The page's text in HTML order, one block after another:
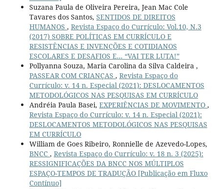
Suzana Paula de Oliveira Pereira, Jean Mac Cole
Tavares dos Santos, SENTIDOS DE DIREITOS
HUMANOS , Revista Espaço do Currículo: Vol.10, N.3
(2017) SOBRE POLÍTICAS EM CURRÍCULO E
RESISTÊNCIAS E INVENÇÕES E COTIDIANOS
ESCOLARES E DESAFIOS E... “VAI TER LUTA!”
Pollyanna Souza, Maria Carolina da Silva Caldeira ,
PASSEAR COM CRIANÇAS , Revista Espaço do
Currículo: v. 14 n. Especial (2021): DESLOCAMENTOS
METODOLÓGICOS NAS PESQUISAS EM CURRÍCULO
Andréia Paula Basei, EXPERIÊNCIAS DE MOVIMENTO ,
Revista Espaço do Currículo: v. 14 n. Especial (2021):
DESLOCAMENTOS METODOLÓGICOS NAS PESQUISAS
EM CURRÍCULO
William de Goes Ribeiro, Ronnielle de Azevedo-Lopes,
BNCC , Revista Espaço do Currículo: v. 18 n. 3 (2025):
RESSIGNIFICAÇÕES DA BNCC NOS MÚLTIPLOS
ESPAÇO-TEMPOS DE TRADUÇÃO [Publicação em Fluxo
Contínuo]